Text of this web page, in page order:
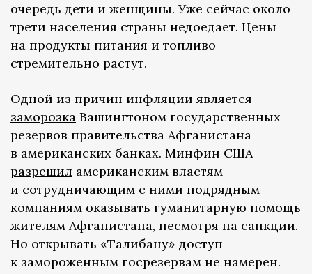
очередь дети и женщины. Уже сейчас около
трети населения страны недоедает. Цены
на продукты питания и топливо
стремительно растут.
Одной из причин инфляции является
заморозка Вашингтоном государственных
резервов правительства Афганистана
в американских банках. Минфин США
разрешил американским властям
и сотрудничающим с ними подрядным
компаниям оказывать гуманитарную помощь
жителям Афганистана, несмотря на санкции.
Но открывать «Талибану» доступ
к замороженным госрезервам не намерен.